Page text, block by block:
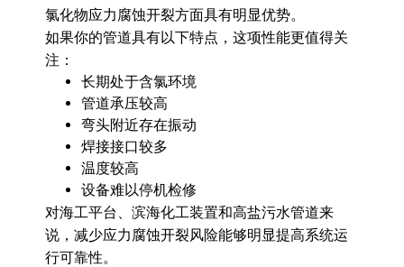
氯化物应力腐蚀开裂方面具有明显优势。
如果你的管道具有以下特点，这项性能更值得关
注：
长期处于含氯环境
管道承压较高
弯头附近存在振动
焊接接口较多
温度较高
设备难以停机检修
对海工平台、滨海化工装置和高盐污水管道来
说，减少应力腐蚀开裂风险能够明显提高系统运
行可靠性。